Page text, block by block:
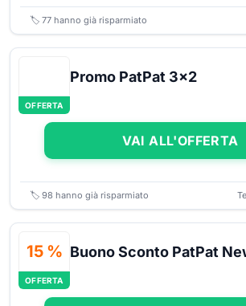
🏷️ 77 hanno già risparmiato
OFFERTA
Promo PatPat 3x2
VAI ALL'OFFERTA
🏷️ 98 hanno già risparmiato
15 %
OFFERTA
Buono Sconto PatPat